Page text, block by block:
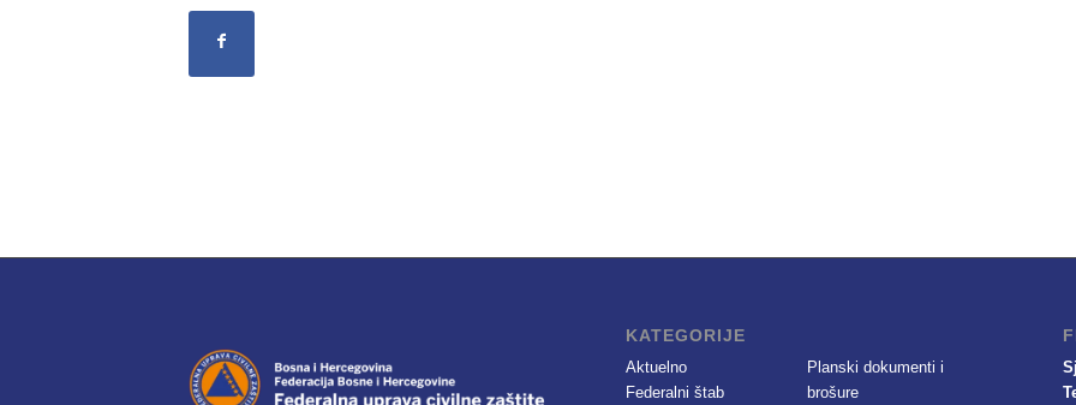
KATEGORIJE
Aktuelno
Federalni štab
Planski dokumenti i
brošure